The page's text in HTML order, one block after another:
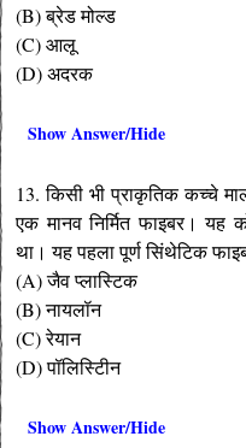
(B) ब्रेड मोल्ड
(C) आलू
(D) अदरक
Show Answer/Hide
13. किसी भी प्राकृतिक कच्चे
एक मानव निर्मित फाइबर। यह
था। यह पहला पूर्ण सिंथेटिक
(A) जैव प्लास्टिक
(B) नायलॉन
(C) रेयान
(D) पॉलिस्टिीन
Show Answer/Hide